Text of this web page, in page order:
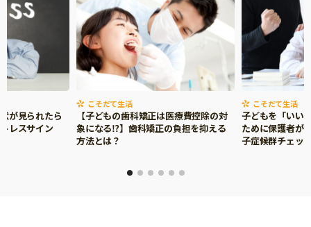
が見られたら
レスサイン
こそだて生活
【子どもの歯科矯正は医療費控除の対
象になる⁉】歯科矯正の負担を抑える
方法とは？
こそだて生活
子どもを「いい
ために保護者が
子症候群チェッ